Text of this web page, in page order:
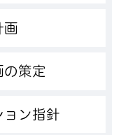
画
の策定
ョン指針